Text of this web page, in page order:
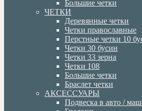
Большие четки
ЧЕТКИ
Деревянные четки
Четки православные
Перстные четки 10
Четки 30 бусин
Четки 33 зерна
Четки 108
Большие четки
Браслет четки
АКСЕССУАРЫ
Подвеска в авто /